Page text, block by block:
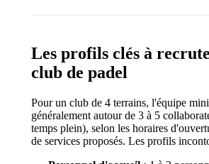
Les profils clés à
club de padel
Pour un club de 4 terrains, l'équipe
généralement autour de 3 à 5
temps plein), selon les horaires
de services proposés. Les profils